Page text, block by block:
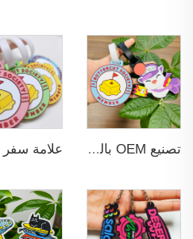
تصنيع OEM بالجملة علامات أمتعة مخصصة بدون MOQ من المطاط PVC لعلامات الأمتعة الرياضية والسفر مع بطاقات الأسماء